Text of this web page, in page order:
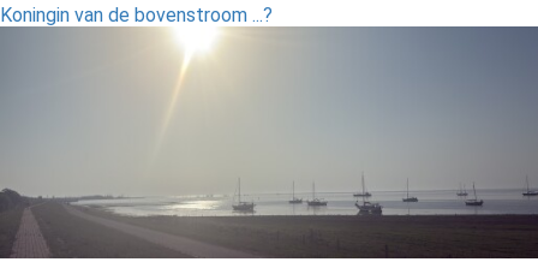
Koningin van de bovenstroom ...?